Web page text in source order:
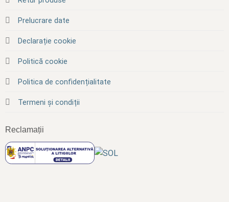
Prelucrare date
Declarație cookie
Politică cookie
Politica de confidențialitate
Termeni și condiții
Reclamații